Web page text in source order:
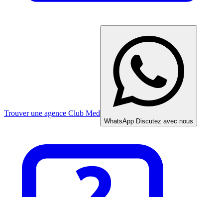
Trouver une agence Club Med
WhatsApp Discutez avec nous